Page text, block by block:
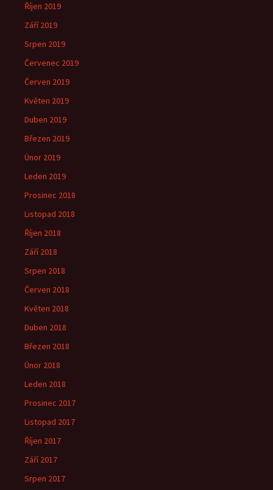
Říjen 2019
Září 2019
Srpen 2019
Červenec 2019
Červen 2019
Květen 2019
Duben 2019
Březen 2019
Únor 2019
Leden 2019
Prosinec 2018
Listopad 2018
Říjen 2018
Září 2018
Srpen 2018
Červen 2018
Květen 2018
Duben 2018
Březen 2018
Únor 2018
Leden 2018
Prosinec 2017
Listopad 2017
Říjen 2017
Září 2017
Srpen 2017